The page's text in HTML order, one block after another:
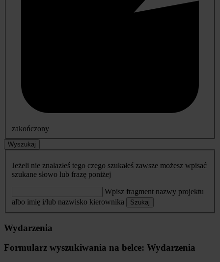
zakończony
Wyszukaj
Jeżeli nie znalazłeś tego czego szukałeś zawsze możesz wpisać
szukane słowo lub frazę poniżej
Wpisz fragment nazwy projektu
albo imię i/lub nazwisko kierownika
Szukaj
Wydarzenia
Formularz wyszukiwania na belce: Wydarzenia